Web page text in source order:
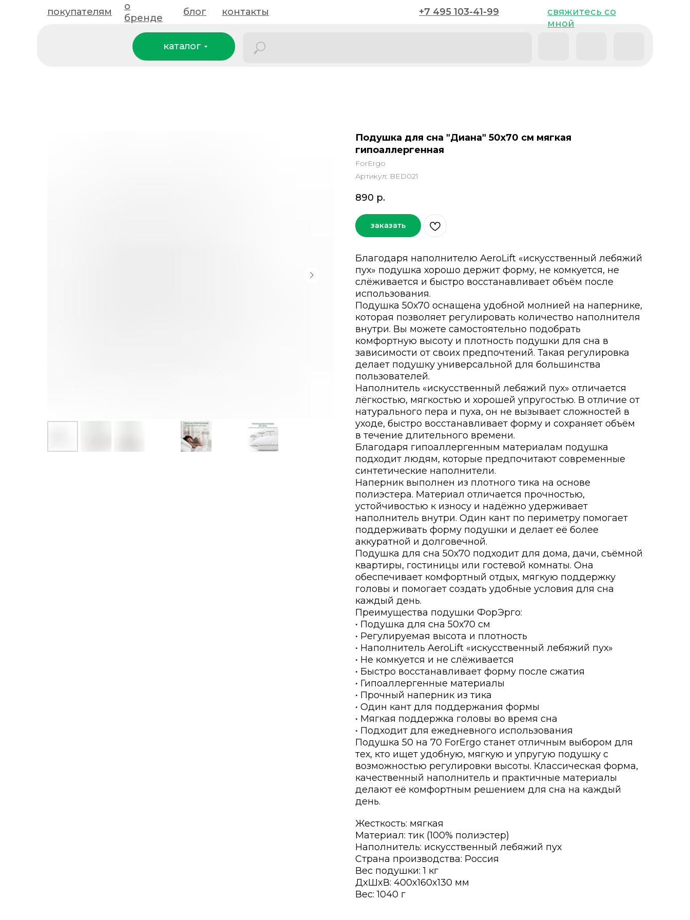
покупателям
о
бренде
блог контакты +7 495 103-41-99
каталог
свяжитесь со
мной
покупателям о бренде блог контакты +7 495 103-41-99
каталог
свяжитесь со
мной
Подушка для сна "Диана" 50х70 см мягкая
гипоаллергенная
ForErgo
Артикул: BED021
890 р.
заказать
Благодаря наполнителю AeroLift «искусственный лебяжий
пух» подушка хорошо держит форму, не комкуется, не
слёживается и быстро восстанавливает объём после
использования.
Подушка 50х70 оснащена удобной молнией на напернике,
которая позволяет регулировать количество наполнителя
внутри. Вы можете самостоятельно подобрать
комфортную высоту и плотность подушки для сна в
зависимости от своих предпочтений. Такая регулировка
делает подушку универсальной для большинства
пользователей.
Наполнитель «искусственный лебяжий пух» отличается
лёгкостью, мягкостью и хорошей упругостью. В отличие от
натурального пера и пуха, он не вызывает сложностей в
уходе, быстро восстанавливает форму и сохраняет объём
в течение длительного времени.
Благодаря гипоаллергенным материалам подушка
подходит людям, которые предпочитают современные
синтетические наполнители.
Наперник выполнен из плотного тика на основе
полиэстера. Материал отличается прочностью,
устойчивостью к износу и надёжно удерживает
наполнитель внутри. Один кант по периметру помогает
поддерживать форму подушки и делает её более
аккуратной и долговечной.
Подушка для сна 50х70 подходит для дома, дачи, съёмной
квартиры, гостиницы или гостевой комнаты. Она
обеспечивает комфортный отдых, мягкую поддержку
головы и помогает создать удобные условия для сна
каждый день.
Преимущества подушки ФорЭрго:
• Подушка для сна 50х70 см
• Регулируемая высота и плотность
• Наполнитель AeroLift «искусственный лебяжий пух»
• Не комкуется и не слёживается
• Быстро восстанавливает форму после сжатия
• Гипоаллергенные материалы
• Прочный наперник из тика
• Один кант для поддержания формы
• Мягкая поддержка головы во время сна
• Подходит для ежедневного использования
Подушка 50 на 70 ForErgo станет отличным выбором для
тех, кто ищет удобную, мягкую и упругую подушку с
возможностью регулировки высоты. Классическая форма,
качественный наполнитель и практичные материалы
делают её комфортным решением для сна на каждый
день.
Жесткость: мягкая
Материал: тик (100% полиэстер)
Наполнитель: искусственный лебяжий пух
Страна производства: Россия
Вес подушки: 1 кг
ДxШxВ: 400x160x130 мм
Вес: 1040 г